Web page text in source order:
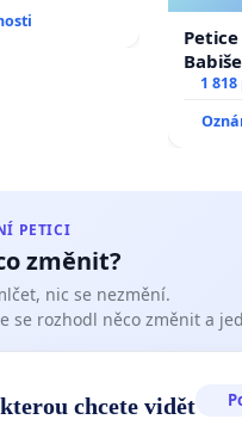
1
PETICI
změnit?
nic se nezmění.
se rozhodl něco změnit a
chcete vidět